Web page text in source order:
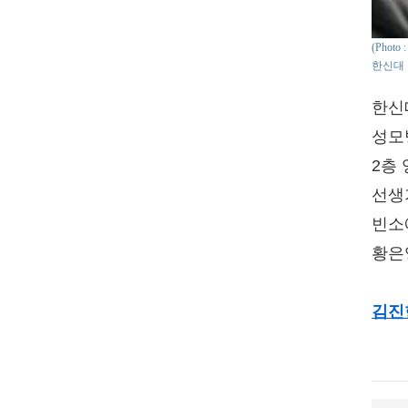
(Photo
한신대
한
성
2층
선
빈
황
김